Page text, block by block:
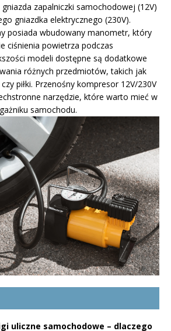
zapalniczki samochodowej (12V)
gniazdka elektrycznego (230V).
posiada wbudowany manometr, który
ciśnienia powietrza podczas
modeli dostępne są dodatkowe
różnych przedmiotów, takich jak
piłki. Przenośny kompresor 12V/230V
narzędzie, które warto mieć w
samochodu.
uliczne samochodowe – dlaczego